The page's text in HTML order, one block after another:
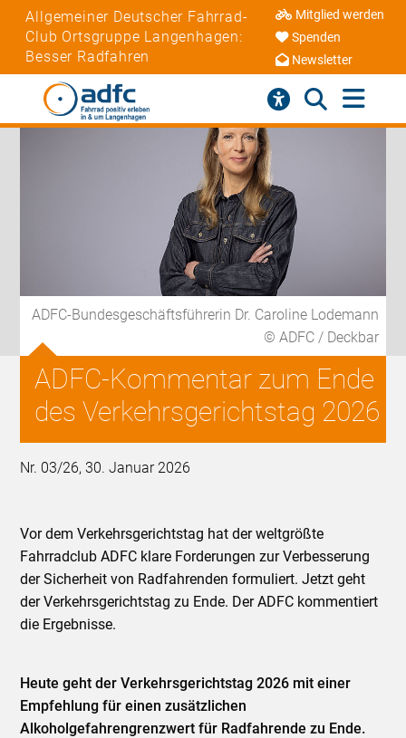
Allgemeiner Deutscher Fahrrad-
Club Ortsgruppe Langenhagen:
Besser Radfahren
Mitglied werden
Spenden
Newsletter
ADFC-Bundesgeschäftsführerin Dr. Caroline Lodemann
© ADFC / Deckbar
ADFC-Kommentar zum Ende
des Verkehrsgerichtstag 2026
Nr. 03/26, 30. Januar 2026
Vor dem Verkehrsgerichtstag hat der weltgrößte
Fahrradclub ADFC klare Forderungen zur Verbesserung
der Sicherheit von Radfahrenden formuliert. Jetzt geht
der Verkehrsgerichtstag zu Ende. Der ADFC kommentiert
die Ergebnisse.
Heute geht der Verkehrsgerichtstag 2026 mit einer
Empfehlung für einen zusätzlichen
Alkoholgefahrengrenzwert für Radfahrende zu Ende.